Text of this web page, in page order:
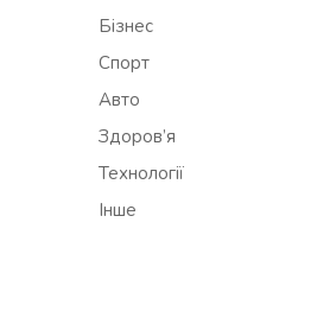
Бізнес
Спорт
Авто
Здоров’я
Технології
Інше